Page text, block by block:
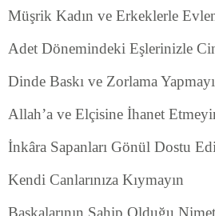
Müşrik Kadın ve Erkeklerle
Adet Dönemindeki Eşlerinizle
Dinde Baskı ve Zorlama
Allah’a ve Elçisine İhanet
İnkâra Sapanları Gönül Dostu
Kendi Canlarınıza Kıymayın
Başkalarının Sahip Olduğu